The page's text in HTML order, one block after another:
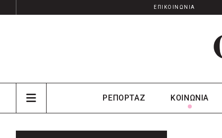
ΕΠΙΚΟΙΝΩΝΙΑ
ΡΕΠΟΡΤΑΖ ΚΟΙΝΩΝΙΑ